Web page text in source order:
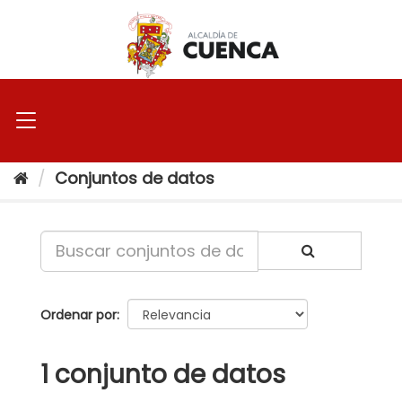
Conjuntos de datos
Ordenar por
1 conjunto de datos